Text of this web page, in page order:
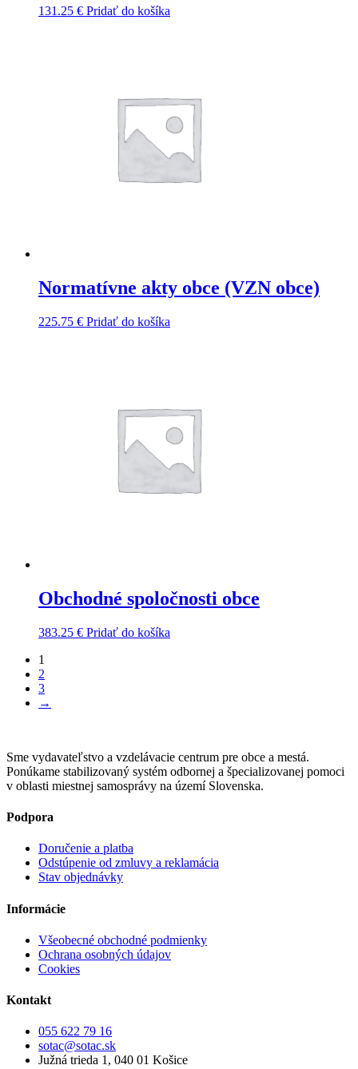
131.25 € Pridať do košíka
Normatívne akty obce (VZN obce)
225.75 € Pridať do košíka
Obchodné spoločnosti obce
383.25 € Pridať do košíka
1
2
3
→
Sme vydavateľstvo a vzdelávacie centrum pre obce a mestá.
Ponúkame stabilizovaný systém odbornej a špecializovanej pomoci
v oblasti miestnej samosprávy na území Slovenska.
Podpora
Doručenie a platba
Odstúpenie od zmluvy a reklamácia
Stav objednávky
Informácie
Všeobecné obchodné podmienky
Ochrana osobných údajov
Cookies
Kontakt
055 622 79 16
sotac@sotac.sk
Južná trieda 1, 040 01 Košice